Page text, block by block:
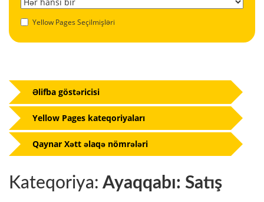
Yellow Pages Seçilmişləri
Kateqoriya: Ayaqqabı: Satış
Əlifba göstəricisi
Yellow Pages kateqoriyaları
Qaynar Xətt əlaqə nömrələri